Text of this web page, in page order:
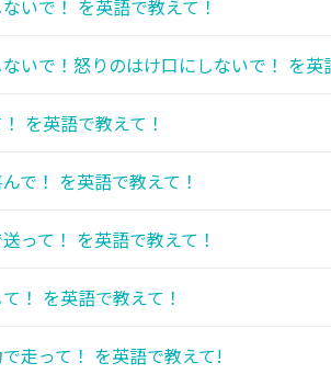
いで！ を英語で教えて！
いで！怒りのはけ口にしないで！ を英
を英語で教えて！
で！ を英語で教えて！
って！ を英語で教えて！
！ を英語で教えて！
走って！ を英語で教えて!